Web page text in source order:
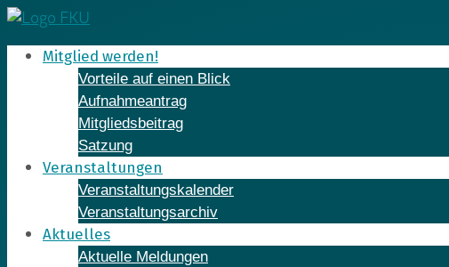
Skip
to
contentMitglied werden!
Vorteile auf einen Blick
Aufnahmeantrag
Mitgliedsbeitrag
Satzung
Veranstaltungen
Veranstaltungskalender
Veranstaltungsarchiv
Aktuelles
Aktuelle Meldungen